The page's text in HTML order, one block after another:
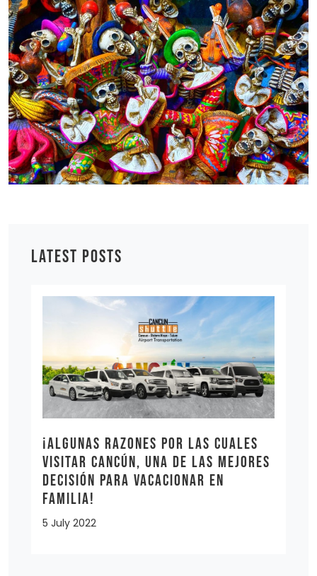
LATEST POSTS
¡Algunas razones por las cuales
visitar Cancún, una de las mejores
decisión para vacacionar en
familia!
5 July 2022